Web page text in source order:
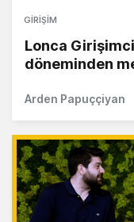
GIRIŞIM
Lonca
döneminden
Arden Papuççiyan